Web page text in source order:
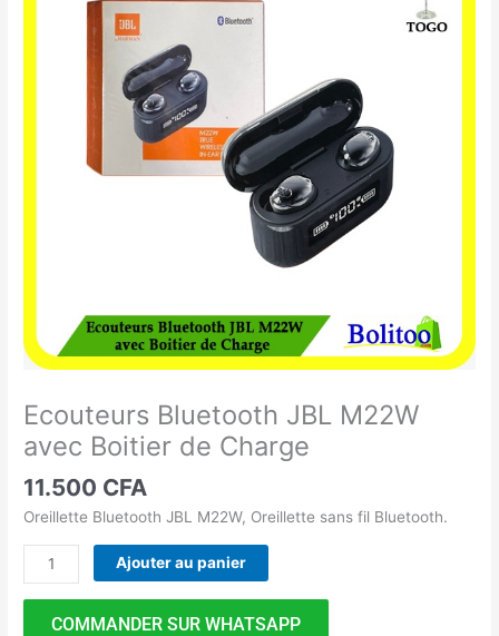
Ecouteurs Bluetooth JBL M22W
avec Boitier de Charge
11.500 CFA
Oreillette Bluetooth JBL M22W, Oreillette sans fil Bluetooth.
Ajouter au panier
COMMANDER SUR WHATSAPP